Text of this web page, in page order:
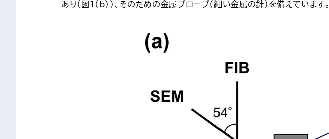
あり（図１(b)）、そのための金属プローブ（細い金属の針）を備えています。